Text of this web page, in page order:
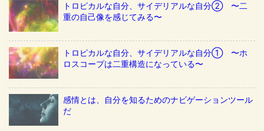
トロピカルな自分、サイデリアルな自分② 〜二
重の自己像を感じてみる〜
トロピカルな自分、サイデリアルな自分① 〜ホ
ロスコープは二重構造になっている〜
感情とは、自分を知るためのナビゲーションツール
だ